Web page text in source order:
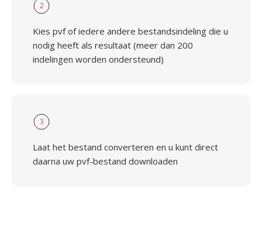
2
Kies pvf of iedere andere bestandsindeling die u
nodig heeft als resultaat (meer dan 200
indelingen worden ondersteund)
3
Laat het bestand converteren en u kunt direct
daarna uw pvf-bestand downloaden